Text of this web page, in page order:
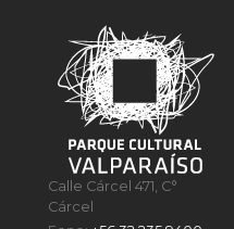
Calle Cárcel 471, C°
Cárcel